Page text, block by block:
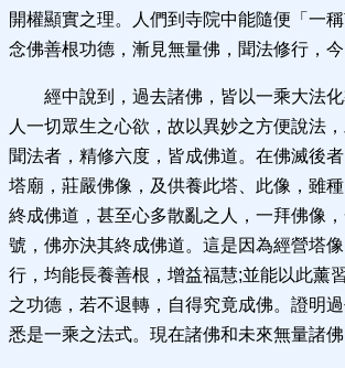
開權顯實之理。人們到寺院中能隨便「一
念佛善根功德，漸見無量佛，聞法修行，今
經中說到，過去諸佛，皆以一乘大法
人一切眾生之心欲，故以異妙之方便說法
聞法者，精修六度，皆成佛道。在佛滅後
塔廟，莊嚴佛像，及供養此塔、此像，雖
終成佛道，甚至心多散亂之人，一拜佛像
號，佛亦決其終成佛道。這是因為經營塔
行，均能長養善根，增益福慧;並能以此薰
之功德，若不退轉，自得究竟成佛。證明過
悉是一乘之法式。現在諸佛和未來無量諸佛